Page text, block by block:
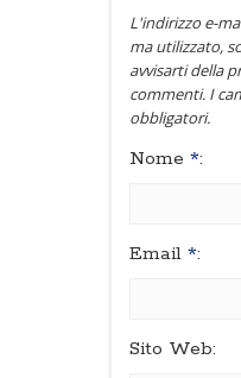
L'indirizzo e-
ma utilizzato,
avvisarti della
commenti. I
obbligatori.
Nome *:
Email *:
Sito Web: